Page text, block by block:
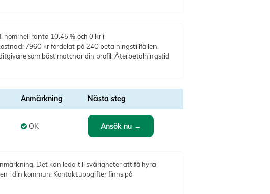
ränta 10.45 % och 0 kr i
7960 kr fördelat på 240 betalningstillfällen.
som bäst matchar din profil. Återbetalningstid
Anmärkning Nästa steg
OK Ansök nu →
Det kan leda till svårigheter att få hyra
i din kommun. Kontaktuppgifter finns på